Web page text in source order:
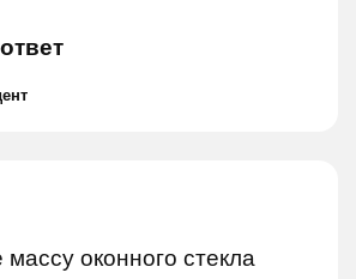
оконного стекла